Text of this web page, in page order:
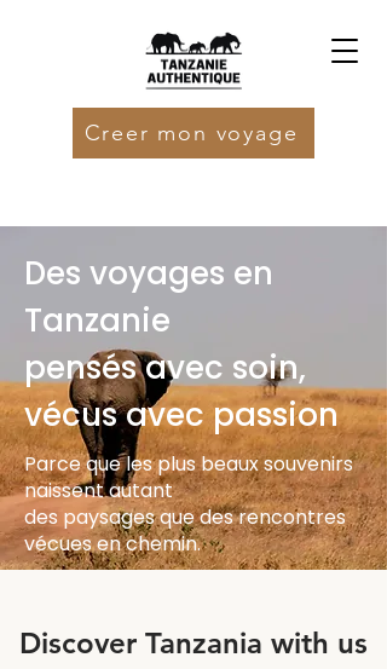
Creer mon voyage
Des voyages en
Tanzanie
pensés avec soin,
vécus avec passion
Parce que les plus beaux souvenirs
naissent autant
des paysages que des rencontres
vécues en chemin.
Discover Tanzania with us